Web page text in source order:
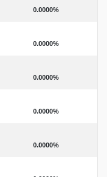
0.0000%
0.0000%
0.0000%
0.0000%
0.0000%